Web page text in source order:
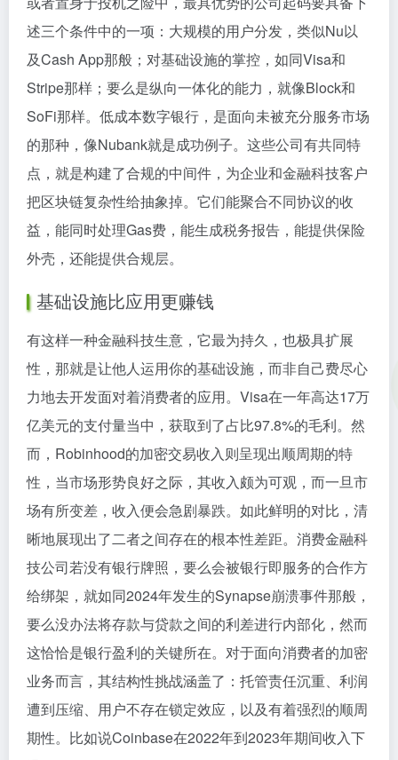
述三个条件中的一项：大规模的用户分发，类似Nu以
及Cash App那般；对基础设施的掌控，如同Visa和
Stripe那样；要么是纵向一体化的能力，就像Block和
SoFi那样。低成本数字银行，是面向未被充分服务市场
的那种，像Nubank就是成功例子。这些公司有共同特
点，就是构建了合规的中间件，为企业和金融科技客户
把区块链复杂性给抽象掉。它们能聚合不同协议的收
益，能同时处理Gas费，能生成税务报告，能提供保险
外壳，还能提供合规层。
基础设施比应用更赚钱
有这样一种金融科技生意，它最为持久，也极具扩展
性，那就是让他人运用你的基础设施，而非自己费尽心
力地去开发面对着消费者的应用。Visa在一年高达17万
亿美元的支付量当中，获取到了占比97.8%的毛利。然
而，Robinhood的加密交易收入则呈现出顺周期的特
性，当市场形势良好之际，其收入颇为可观，而一旦市
场有所变差，收入便会急剧暴跌。如此鲜明的对比，清
晰地展现出了二者之间存在的根本性差距。消费金融科
技公司若没有银行牌照，要么会被银行即服务的合作方
给绑架，就如同2024年发生的Synapse崩溃事件那般，
要么没办法将存款与贷款之间的利差进行内部化，然而
这恰恰是银行盈利的关键所在。对于面向消费者的加密
业务而言，其结构性挑战涵盖了：托管责任沉重、利润
遭到压缩、用户不存在锁定效应，以及有着强烈的顺周
期性。比如说Coinbase在2022年到2023年期间收入下